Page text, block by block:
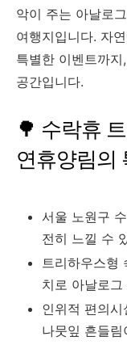
악이 주는 아날로
여행지입니다. 자
특별한 이벤트까
공간입니다.
🌳 수락휴
연휴양림의
서울 노원구
전히 느낄 수
트리하우스형
치로 아날로
인위적 편의
나뭇잎 흔들